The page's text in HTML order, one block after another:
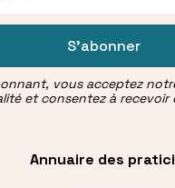
S'abonner
vous acceptez
et consentez à recevoir
Annuaire des